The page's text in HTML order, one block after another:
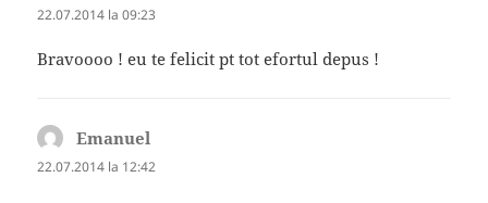
22.07.2014 la 09:23
Bravoooo ! eu te felicit pt tot efortul depus !
Emanuel
22.07.2014 la 12:42